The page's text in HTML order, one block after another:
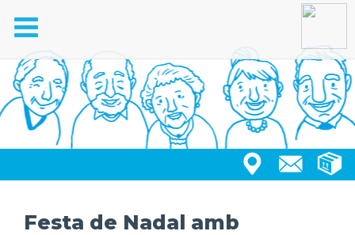
Toggle
navigation
Festa de Nadal amb